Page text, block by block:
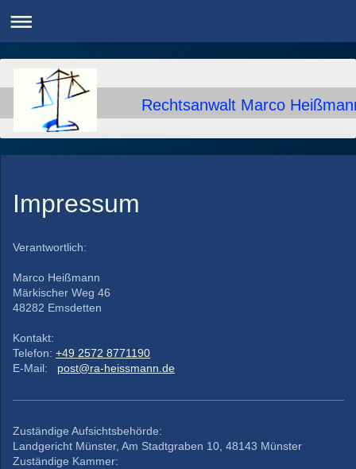
Rechtsanwalt Marco
Impressum
Verantwortlich:
Marco Heißmann
Märkischer Weg 46
48282 Emsdetten
Kontakt:
Telefon: +49 2572 8771190
E-Mail: post@ra-heissmann.de
Zuständige Aufsichtsbehörde:
Landgericht Münster, Am Stadtgraben 10, 48143 Münster
Zuständige Kammer: